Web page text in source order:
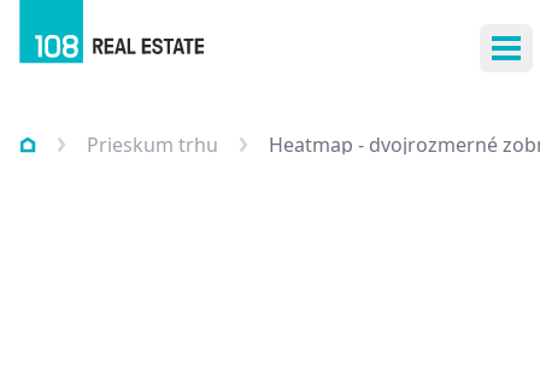
Prieskum trhu Heatmap - dvojrozmerné